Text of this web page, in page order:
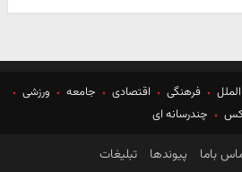
فرهنگی اقتصادی جامعه
ورزشی
چندرسانه ای
باما پیوندها تبلیغات